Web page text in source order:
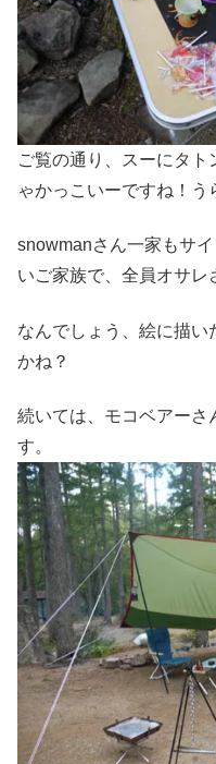
ご覧の通り、スーにタ
ゃかっこいーですね！う
snowmanさん一家もサ
いご家族で、全員オサレ
なんでしょう、絵に描い
かね？
続いては、モコベアーさ
す。